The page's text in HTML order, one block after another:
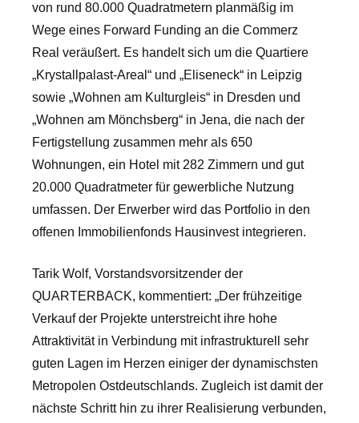
von rund 80.000 Quadratmetern planmäßig im
Wege eines Forward Funding an die Commerz
Real veräußert. Es handelt sich um die Quartiere
„Krystallpalast-Areal“ und „Eliseneck“ in Leipzig
sowie „Wohnen am Kulturgleis“ in Dresden und
„Wohnen am Mönchsberg“ in Jena, die nach der
Fertigstellung zusammen mehr als 650
Wohnungen, ein Hotel mit 282 Zimmern und gut
20.000 Quadratmeter für gewerbliche Nutzung
umfassen. Der Erwerber wird das Portfolio in den
offenen Immobilienfonds Hausinvest integrieren.
Tarik Wolf, Vorstandsvorsitzender der
QUARTERBACK, kommentiert: „Der frühzeitige
Verkauf der Projekte unterstreicht ihre hohe
Attraktivität in Verbindung mit infrastrukturell sehr
guten Lagen im Herzen einiger der dynamischsten
Metropolen Ostdeutschlands. Zugleich ist damit der
nächste Schritt hin zu ihrer Realisierung verbunden,